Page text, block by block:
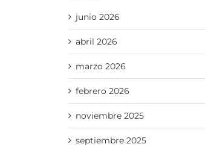
junio 2026
abril 2026
marzo 2026
febrero 2026
noviembre 2025
septiembre 2025